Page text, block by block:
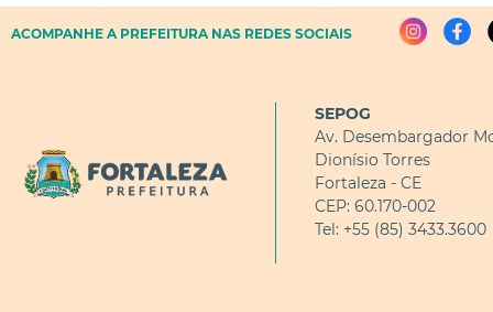
ACOMPANHE A PREFEITURA NAS REDES SOCIAIS
SEPOG
Av. Desembargador
Dionísio Torres
Fortaleza - CE
CEP: 60.170-002
Tel: +55 (85) 3433.3600